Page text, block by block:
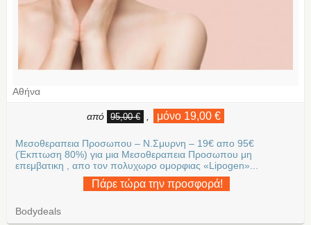
Αθήνα
από 95,00 € μόνο 19,00 €
Μεσοθεραπεια Προσωπου – Ν.Σμυρνη – 19€ απο 95€
(Έκπτωση 80%) για μια Μεσοθεραπεια Προσωπου μη
επεμβατικη , απo τον πολυχωρο ομορφιας «Lipogen»...
Πάρε τώρα την προσφορά!
Bodydeals